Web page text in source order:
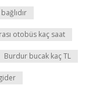
otobüs kaç saat
Burdur bucak kaç TL